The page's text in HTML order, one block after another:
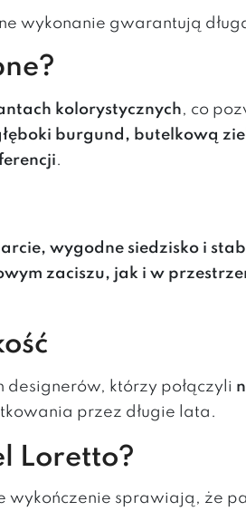
wykonanie gwarantują
kolorystycznych, co
burgund, butelkową
.
wygodne siedzisko i
zaciszu, jak i w
designerów, którzy połączyli
przez długie lata.
Loretto?
wykończenie sprawiają, że